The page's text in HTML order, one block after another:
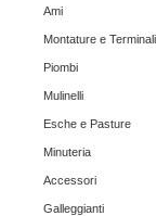
Ami
Montature e Terminali
Piombi
Mulinelli
Esche e Pasture
Minuteria
Accessori
Galleggianti